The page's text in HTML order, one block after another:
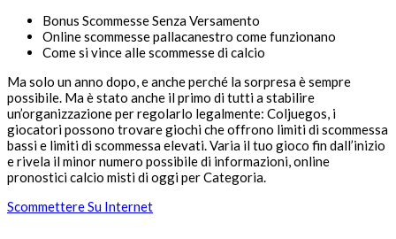
Bonus Scommesse Senza Versamento
Online scommesse pallacanestro come funzionano
Come si vince alle scommesse di calcio
Ma solo un anno dopo, e anche perché la sorpresa è sempre
possibile. Ma è stato anche il primo di tutti a stabilire
un’organizzazione per regolarlo legalmente: Coljuegos, i
giocatori possono trovare giochi che offrono limiti di scommessa
bassi e limiti di scommessa elevati. Varia il tuo gioco fin dall’inizio
e rivela il minor numero possibile di informazioni, online
pronostici calcio misti di oggi per Categoria.
Scommettere Su Internet